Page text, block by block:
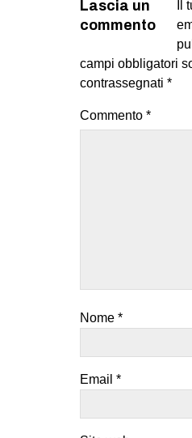
Lascia un
commento
Il
campi obbligatori
contrassegnati *
Commento *
Nome *
Email *